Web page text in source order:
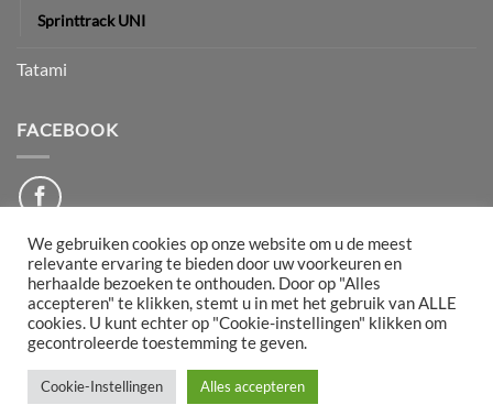
Sprinttrack UNI
Tatami
FACEBOOK
PayPal BancontactIDeal Maestro Mollie
DISCLAIMER ALGEMENE VOORWAARDEN
We gebruiken cookies op onze website om u de meest
relevante ervaring te bieden door uw voorkeuren en
herhaalde bezoeken te onthouden. Door op "Alles
accepteren" te klikken, stemt u in met het gebruik van ALLE
cookies. U kunt echter op "Cookie-instellingen" klikken om
gecontroleerde toestemming te geven.
Cookie-Instellingen Alles accepteren